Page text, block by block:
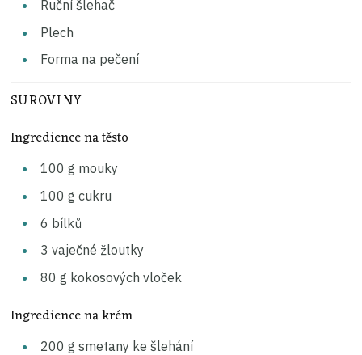
Ruční šlehač
Plech
Forma na pečení
SUROVINY
Ingredience na těsto
100 g mouky
100 g cukru
6 bílků
3 vaječné žloutky
80 g kokosových vloček
Ingredience na krém
200 g smetany ke šlehání